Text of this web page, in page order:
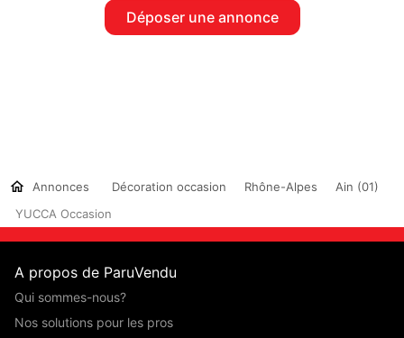
Déposer une annonce
Annonces Décoration occasion Rhône-Alpes
Ain (01)
YUCCA Occasion
A propos de ParuVendu
Qui sommes-nous?
Nos solutions pour les pros